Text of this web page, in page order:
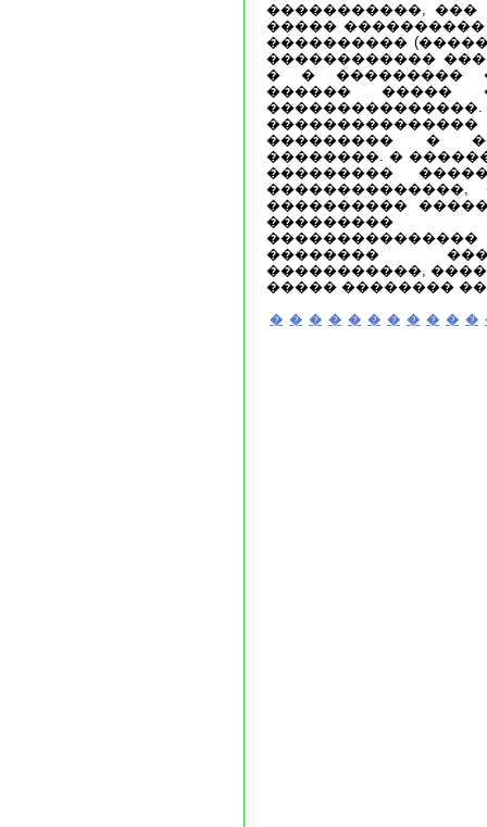
�����������,
�����
����������
������������
� � ���������
������ �����
��������� �
��������. �
���������
��������������,
����������
��������
�����������,
����� ��������
� � � � � � � � � � �